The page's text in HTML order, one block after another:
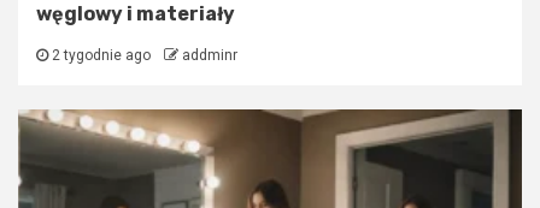
węglowy i materiały
2 tygodnie ago addminr